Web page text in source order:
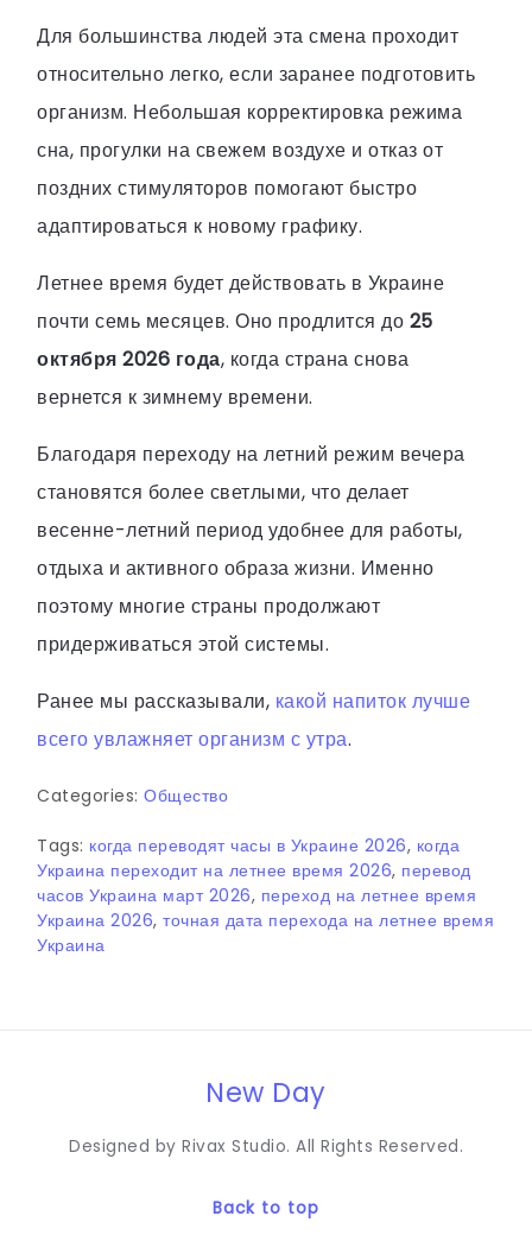
Для большинства людей эта смена проходит
относительно легко, если заранее подготовить
организм. Небольшая корректировка режима
сна, прогулки на свежем воздухе и отказ от
поздних стимуляторов помогают быстро
адаптироваться к новому графику.
Летнее время будет действовать в Украине
почти семь месяцев. Оно продлится до 25
октября 2026 года, когда страна снова
вернется к зимнему времени.
Благодаря переходу на летний режим вечера
становятся более светлыми, что делает
весенне-летний период удобнее для работы,
отдыха и активного образа жизни. Именно
поэтому многие страны продолжают
придерживаться этой системы.
Ранее мы рассказывали, какой напиток лучше
всего увлажняет организм с утра.
Categories: Общество
Tags: когда переводят часы в Украине 2026, когда
Украина переходит на летнее время 2026, перевод
часов Украина март 2026, переход на летнее время
Украина 2026, точная дата перехода на летнее время
Украина
New Day
Designed by Rivax Studio. All Rights Reserved.
Back to top